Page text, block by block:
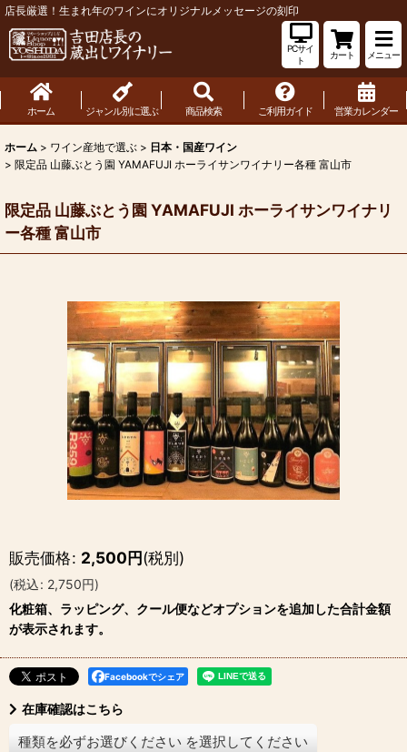
店長厳選！生まれ年のワインにオリジナルメッセージの刻印
PCサイ
ト
カート メニュー
ホーム ジャンル別に選ぶ 商品検索 ご利用ガイド 営業カレンダー
ホーム > ワイン産地で選ぶ > 日本・国産ワイン
> 限定品 山藤ぶとう園 YAMAFUJI ホーライサンワイナリー各種 富山市
限定品 山藤ぶとう園 YAMAFUJI ホーライサンワイナリ
ー各種 富山市
販売価格: 2,500円(税別)
(税込: 2,750円)
化粧箱、ラッピング、クール便などオプションを追加した合計金額
が表示されます。
Facebookでシェア
在庫確認はこちら
種類を必ずお選びください を選択してください